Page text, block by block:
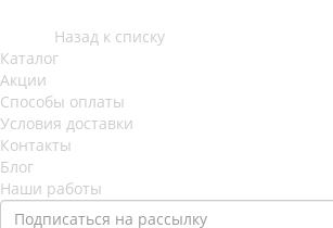
Назад к списку
Каталог
Акции
Способы оплаты
Условия доставки
Контакты
Блог
Наши работы